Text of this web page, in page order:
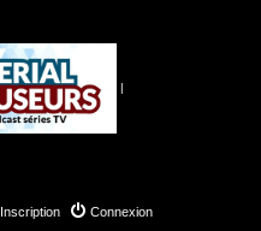
|
Connexion
Inscription